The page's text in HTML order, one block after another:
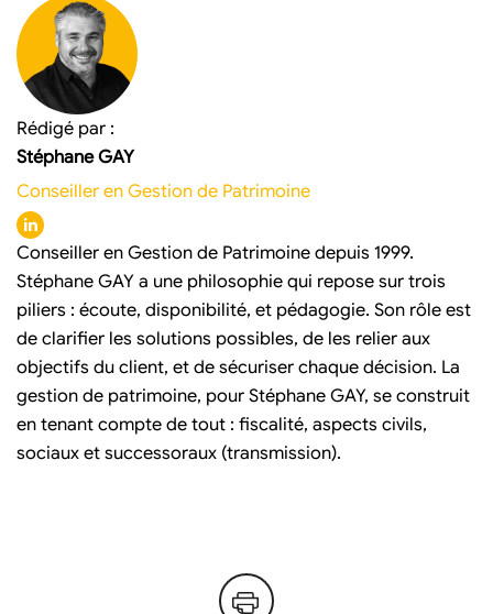
Rédigé par :
Stéphane GAY
Conseiller en Gestion de Patrimoine
Conseiller en Gestion de Patrimoine depuis 1999.
Stéphane GAY a une philosophie qui repose sur trois
piliers : écoute, disponibilité, et pédagogie. Son rôle est
de clarifier les solutions possibles, de les relier aux
objectifs du client, et de sécuriser chaque décision. La
gestion de patrimoine, pour Stéphane GAY, se construit
en tenant compte de tout : fiscalité, aspects civils,
sociaux et successoraux (transmission).